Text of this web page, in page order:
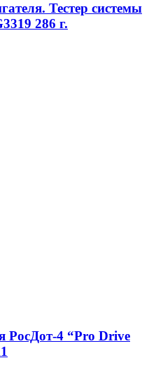
Тестер системы
286 г.
РосДот-4 “Pro Drive